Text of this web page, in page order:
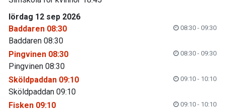
lördag 12 sep 2026
Baddaren 08:30
08:30 - 09:30
Baddaren 08:30
Pingvinen 08:30
08:30 - 09:30
Pingvinen 08:30
Sköldpaddan 09:10
09:10 - 10:10
Sköldpaddan 09:10
Fisken 09:10
09:10 - 10:10